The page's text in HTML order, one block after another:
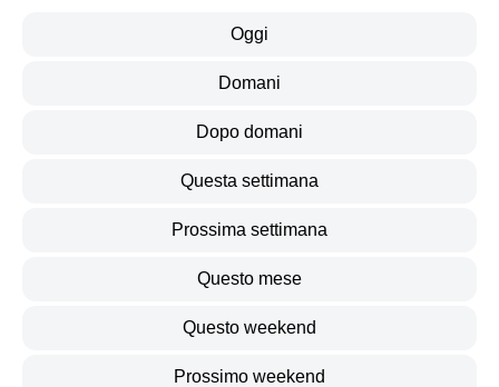
Oggi
Domani
Dopo domani
Questa settimana
Prossima settimana
Questo mese
Questo weekend
Prossimo weekend